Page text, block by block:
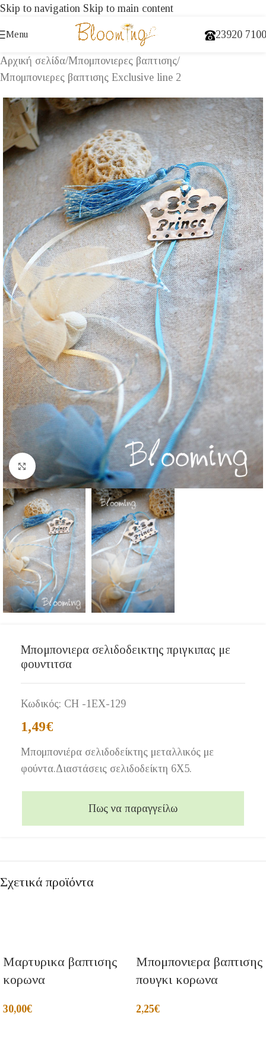
Skip to navigation Skip to main content
Menu 23920
Αρχική σελίδα/Μπομπονιερες βαπτισης/
Μπομπονιερες βαπτισης Exclusive line 2
Click to enlarge
Μπομπονιερα σελιδοδεικτης πριγκιπας με
φουντιτσα
Κωδικός: CH -1EX-129
1,49€
Μπομπονιέρα σελιδοδείκτης μεταλλικός με
φούντα.Διαστάσεις σελιδοδείκτη 6Χ5.
Πως να παραγγείλω
Σχετικά προϊόντα
Μαρτυρικα βαπτισης
κορωνα
30,00€
Μπομπονιερα βαπτισης
πουγκι κορωνα
2,25€